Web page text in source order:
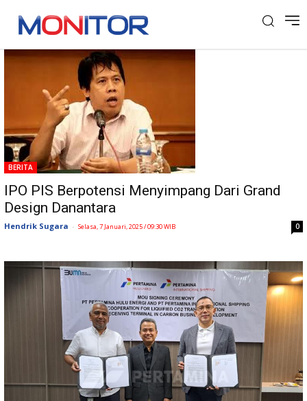
Tag: PIS
BERITA
IPO PIS Berpotensi Menyimpang Dari Grand
Design Danantara
Hendrik Sugara - Selasa, 7 Januari, 2025 / 09:30 WIB 0